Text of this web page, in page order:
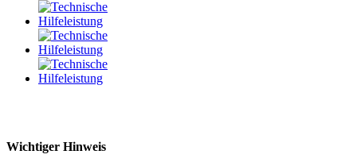
Wichtiger Hinweis